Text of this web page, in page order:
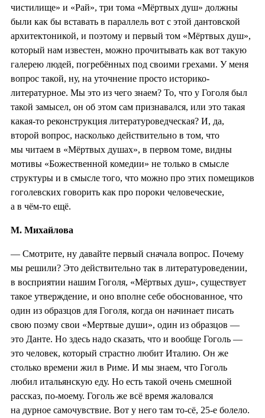
чистилище» и «Рай», три тома «Мёртвых душ» должны
были как бы вставать в параллель вот с этой дантовской
архитектоникой, и поэтому и первый том «Мёртвых душ»,
который нам известен, можно прочитывать как вот такую
галерею людей, погребённых под своими грехами. У меня
вопрос такой, ну, на уточнение просто историко-
литературное. Мы это из чего знаем? То, что у Гоголя был
такой замысел, он об этом сам признавался, или это такая
какая-то реконструкция литературоведческая? И, да,
второй вопрос, насколько действительно в том, что
мы читаем в «Мёртвых душах», в первом томе, видны
мотивы «Божественной комедии» не только в смысле
структуры и в смысле того, что можно про этих помещиков
гоголевских говорить как про пороки человеческие,
а в чём-то ещё.
М. Михайлова
— Смотрите, ну давайте первый сначала вопрос. Почему
мы решили? Это действительно так в литературоведении,
в восприятии нашим Гоголя, «Мёртвых душ», существует
такое утверждение, и оно вполне себе обоснованное, что
один из образцов для Гоголя, когда он начинает писать
свою поэму свои «Мертвые души», один из образцов —
это Данте. Но здесь надо сказать, что и вообще Гоголь —
это человек, который страстно любит Италию. Он же
столько времени жил в Риме. И мы знаем, что Гоголь
любил итальянскую еду. Но есть такой очень смешной
рассказ, по-моему. Гоголь же всё время жаловался
на дурное самочувствие. Вот у него там то-сё, 25-е болело.